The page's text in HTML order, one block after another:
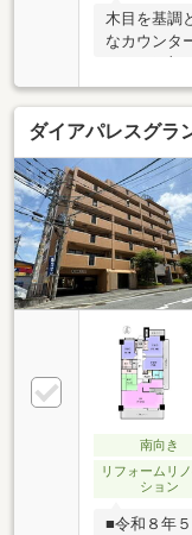
木目を基調
なカウンタ
など、細部
ダイアパレスグラ
南向き
リフォームリ
ション
■令和８年